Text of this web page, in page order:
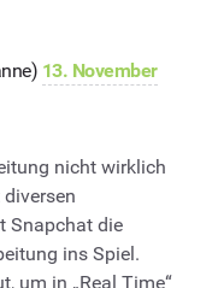
13. November
nicht wirklich
Snapchat die
ins Spiel.
um in „Real Time“